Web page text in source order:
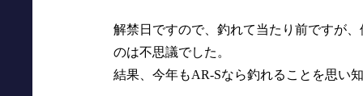
解禁日ですので、釣れて当たり前ですが
のは不思議でした。
結果、今年もAR-Sなら釣れることを思い